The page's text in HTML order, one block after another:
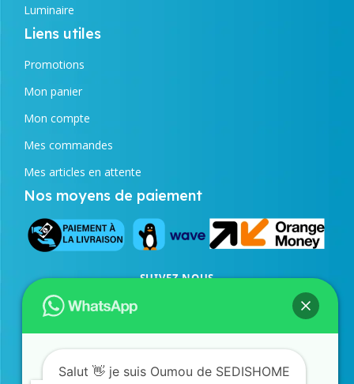
Luminaire
Liens utiles
Promotions
Mon panier
Mon compte
Mes commandes
Mes articles en attente
Nos moyens de paiement
SUIVEZ NOUS
Facebook
SERVICE COMMERCIAL
77 873 43 98/33 823 24 21
Salut 👋 je suis Oumou de SEDISHOME